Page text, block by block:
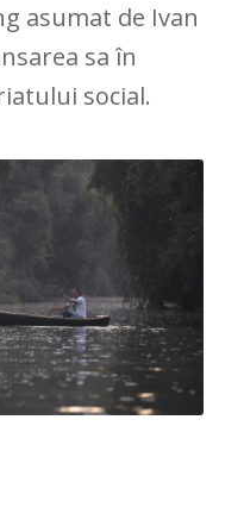
asumat de Ivan
sa în
social.